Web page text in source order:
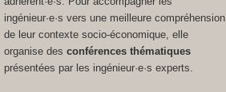
ingénieur·e·s vers une meilleure compréhension
de leur contexte socio-économique, elle
organise desconférences thématiques
présentées par les ingénieur·e·s experts.